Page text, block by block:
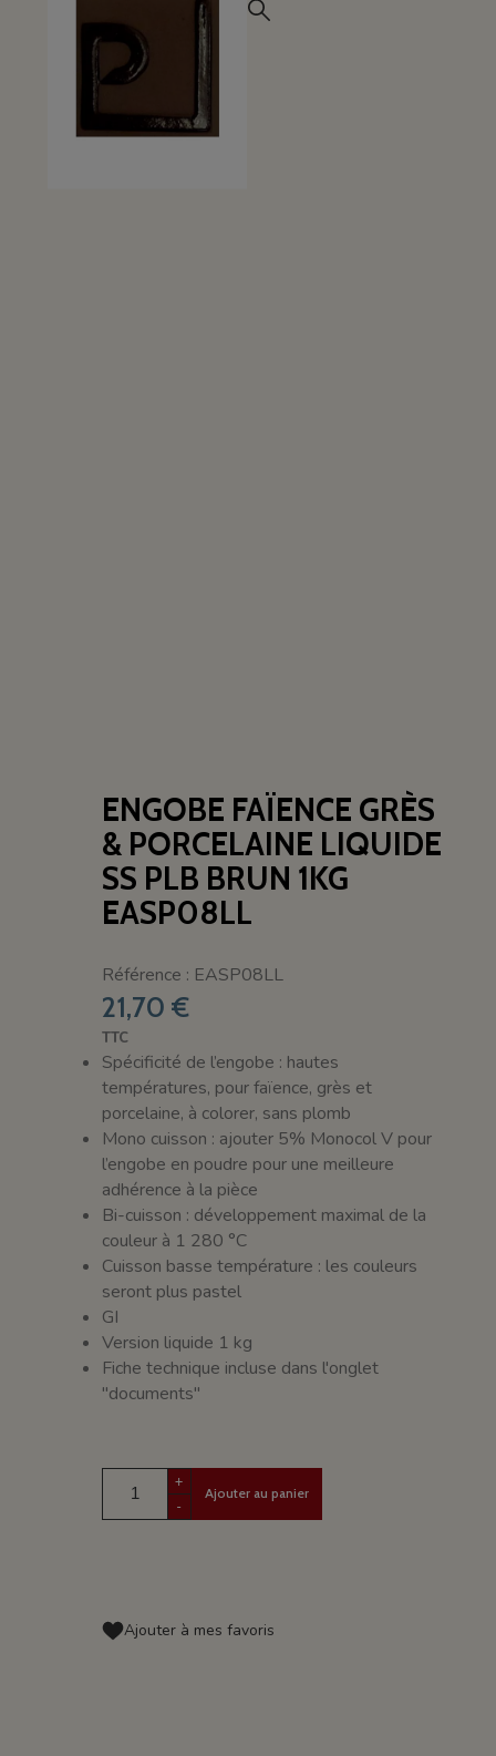
ENGOBE FAÏENCE GRÈS
& PORCELAINE LIQUIDE
SS PLB BRUN 1KG
EASP08LL
Référence : EASP08LL
21,70 €
TTC
Spécificité de l’engobe : hautes
températures, pour faïence, grès et
porcelaine, à colorer, sans plomb
Mono cuisson : ajouter 5% Monocol V pour
l’engobe en poudre pour une meilleure
adhérence à la pièce
Bi-cuisson : développement maximal de la
couleur à 1 280 °C
Cuisson basse température : les couleurs
seront plus pastel
GI
Version liquide 1 kg
Fiche technique incluse dans l'onglet
"documents"
+
-
Ajouter au panier
Ajouter à mes favoris